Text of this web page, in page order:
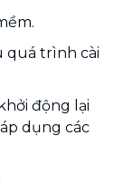
quá trình cài
động lại
dụng các